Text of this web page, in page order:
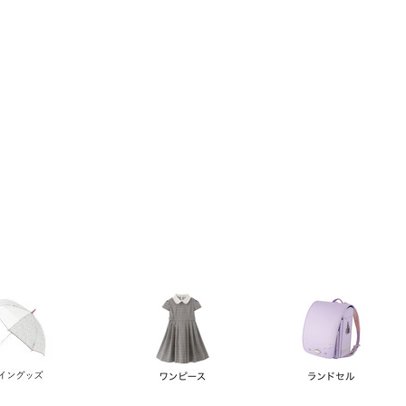
順 価格が高い順 優先度順 レビュー順